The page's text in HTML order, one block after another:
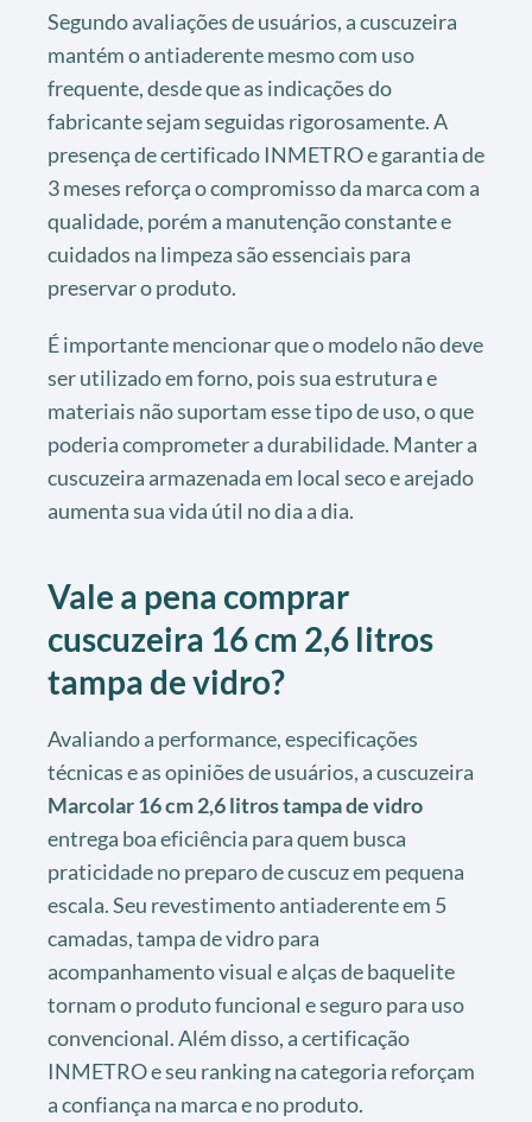
Segundo avaliações de usuários, a cuscuzeira
mantém o antiaderente mesmo com uso
frequente, desde que as indicações do
fabricante sejam seguidas rigorosamente. A
presença de certificado INMETRO e garantia de
3 meses reforça o compromisso da marca com a
qualidade, porém a manutenção constante e
cuidados na limpeza são essenciais para
preservar o produto.
É importante mencionar que o modelo não deve
ser utilizado em forno, pois sua estrutura e
materiais não suportam esse tipo de uso, o que
poderia comprometer a durabilidade. Manter a
cuscuzeira armazenada em local seco e arejado
aumenta sua vida útil no dia a dia.
Vale a pena comprar
cuscuzeira 16 cm 2,6 litros
tampa de vidro?
Avaliando a performance, especificações
técnicas e as opiniões de usuários, a cuscuzeira
Marcolar 16 cm 2,6 litros tampa de vidro
entrega boa eficiência para quem busca
praticidade no preparo de cuscuz em pequena
escala. Seu revestimento antiaderente em 5
camadas, tampa de vidro para
acompanhamento visual e alças de baquelite
tornam o produto funcional e seguro para uso
convencional. Além disso, a certificação
INMETRO e seu ranking na categoria reforçam
a confiança na marca e no produto.